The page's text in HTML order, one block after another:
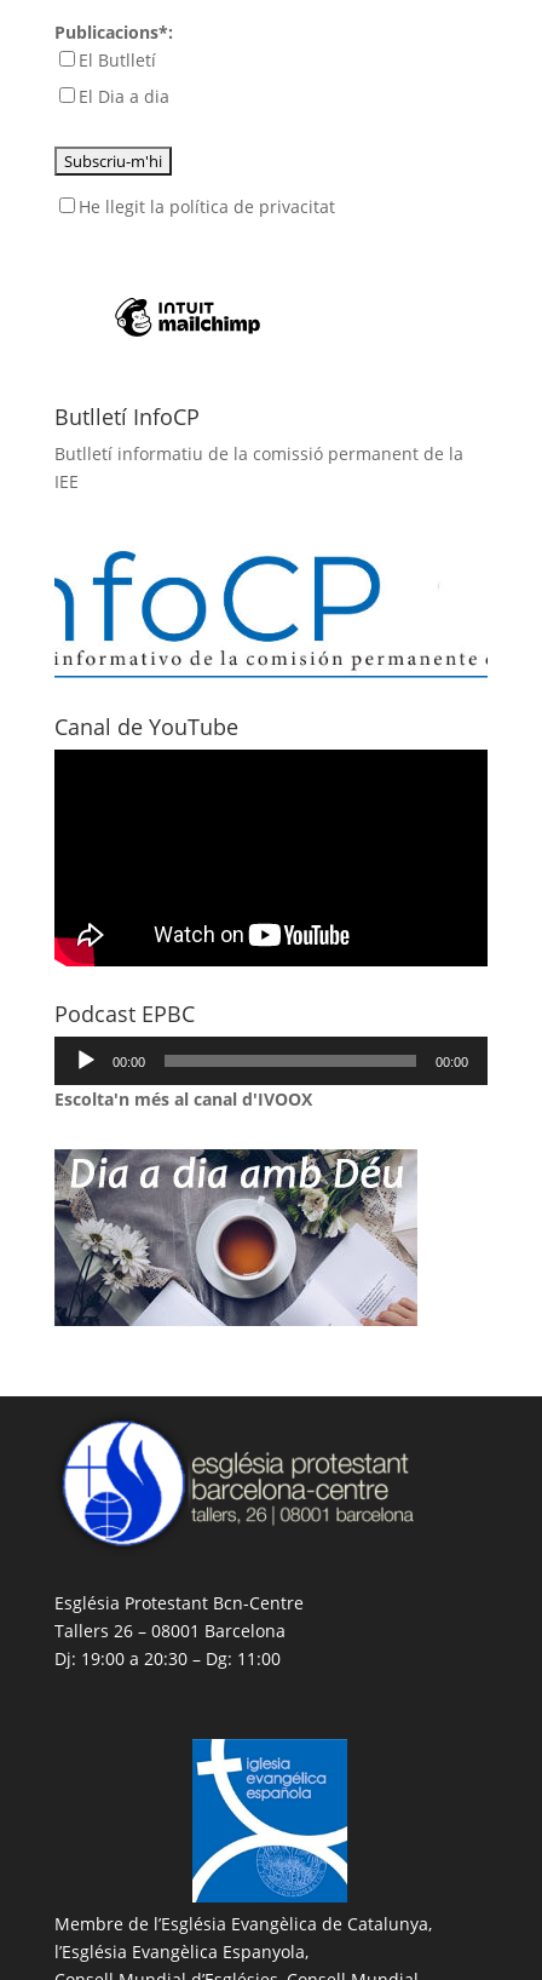
Publicacions*:
El Butlletí
El Dia a dia
He llegit la política de privacitat
Butlletí InfoCP
Butlletí informatiu de la comissió permanent de la
IEE
Canal de YouTube
Podcast EPBC
Reproductor
00:00 00:00
Escolta'n més al canal d'IVOOX
Església Protestant Bcn-Centre
Tallers 26 – 08001 Barcelona
Dj: 19:00 a 20:30 – Dg: 11:00
Membre de l’Església Evangèlica de Catalunya,
l’Església Evangèlica Espanyola,